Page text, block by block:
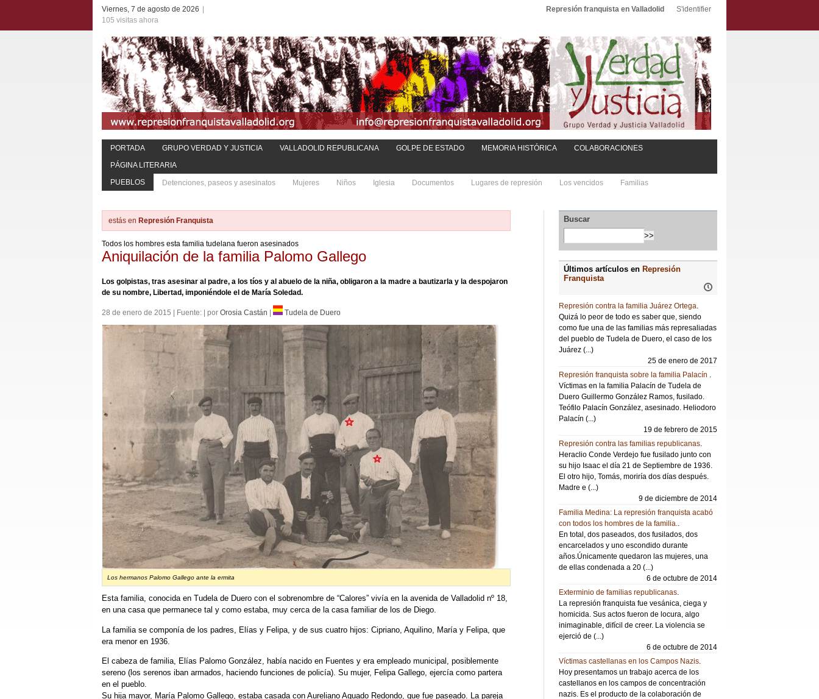
Viernes, 7 de agosto de 2026
105 visitas ahora
Represión franquista en Valladolid S'identifier
PORTADA GRUPO VERDAD Y JUSTICIA VALLADOLID REPUBLICANA GOLPE DE ESTADO MEMORIA HISTÓRICA
COLABORACIONES
PÁGINA LITERARIA
PUEBLOS
Detenciones, paseos y asesinatos Mujeres Niños Iglesia Documentos Lugares de represión Los vencidos Familias
estás en Represión Franquista
Todos los hombres esta familia tudelana fueron asesinados
Aniquilación de la familia Palomo Gallego
Los golpistas, tras asesinar al padre, a los tíos y al abuelo de la niña, obligaron a la madre a bautizarla y la despojaron
de su nombre, Libertad, imponiéndole el de María Soledad.
28 de enero de 2015 | Fuente: | por Orosia Castán Tudela de Duero
Los hermanos Palomo Gallego ante la ermita
Esta familia, conocida en Tudela de Duero con el sobrenombre de “Calores” vivía en la avenida de Valladolid nº 18,
en una casa que permanece tal y como estaba, muy cerca de la casa familiar de los de Diego.
La familia se componía de los padres, Elías y Felipa, y de sus cuatro hijos: Cipriano, Aquilino, María y Felipa, que
era menor en 1936.
El cabeza de familia, Elías Palomo González, había nacido en Fuentes y era empleado municipal, posiblemente
sereno (los serenos iban armados, haciendo funciones de policía). Su mujer, Felipa Gallego, ejercía como partera
en el pueblo.
Su hija mayor, María Palomo Gallego, estaba casada con Aureliano Aguado Redondo, que fue paseado. La pareja
Buscar
Últimos artículos en Represión
Franquista
Represión contra la familia Juárez Ortega.
Quizá lo peor de todo es saber que, siendo
como fue una de las familias más represaliadas
del pueblo de Tudela de Duero, el caso de los
Juárez (...)
25 de enero de 2017
Represión franquista sobre la familia Palacín .
Víctimas en la familia Palacín de Tudela de
Duero Guillermo González Ramos, fusilado.
Teófilo Palacín González, asesinado. Heliodoro
Palacín (...)
19 de febrero de 2015
Represión contra las familias republicanas.
Heraclio Conde Verdejo fue fusilado junto con
su hijo Isaac el día 21 de Septiembre de 1936.
El otro hijo, Tomás, moriría dos días después.
Madre e (...)
9 de diciembre de 2014
Familia Medina: La represión franquista acabó
con todos los hombres de la familia..
En total, dos paseados, dos fusilados, dos
encarcelados y uno escondido durante
años.Únicamente quedaron las mujeres, una
de ellas condenada a 20 (...)
6 de octubre de 2014
Exterminio de familias republicanas.
La represión franquista fue vesánica, ciega y
homicida. Sus actos fueron de locura, algo
inimaginable, difícil de creer. La violencia se
ejerció de (...)
6 de octubre de 2014
Víctimas castellanas en los Campos Nazis.
Hoy presentamos un trabajo acerca de los
castellanos en los campos de concentración
nazis. Es el producto de la colaboración de